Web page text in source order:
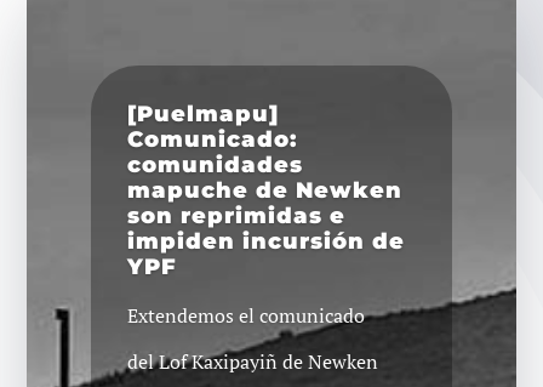
[Puelmapu]
Comunicado:
comunidades
mapuche de Newken
son reprimidas e
impiden incursión de
YPF
Extendemos el comunicado
del Lof Kaxipayiñ de Newken